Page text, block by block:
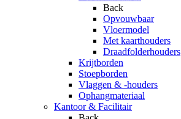
Back
Opvouwbaar
Vloermodel
Met kaarthouders
Draadfolderhouders
Krijtborden
Stoepborden
Vlaggen & -houders
Ophangmateriaal
Kantoor & Facilitair